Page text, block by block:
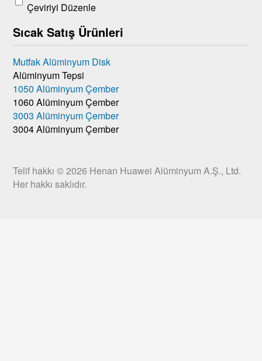
Çeviriyi Düzenle
Sıcak Satış Ürünleri
Mutfak Alüminyum Disk
Alüminyum Tepsi
1050 Alüminyum Çember
1060 Alüminyum Çember
3003 Alüminyum Çember
3004 Alüminyum Çember
Telif hakkı © 2026 Henan Huawei Alüminyum A.Ş., Ltd.
Her hakkı saklıdır.